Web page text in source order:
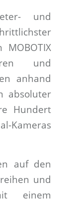
und
und
anhand
absoluter
Hundert
Kameras
auf den
und
einem